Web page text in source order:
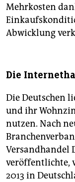
Mehrkosten
Abwicklung
Die
Die Deutschen
und ihr
nutzen. Nach
Versandhandel
veröffentlichte,
2013 in